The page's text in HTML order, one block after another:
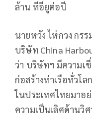
ล้าน ทีอียูต่อปี
นายหวัง ไห่กวง กร
บริษัท China
ว่า บริษัทฯ มีความเ
ก่อสร้างท่าเรือทั่วโล
ในประเทศไทยมาอ
ความเป็นเลิศด้านวิ